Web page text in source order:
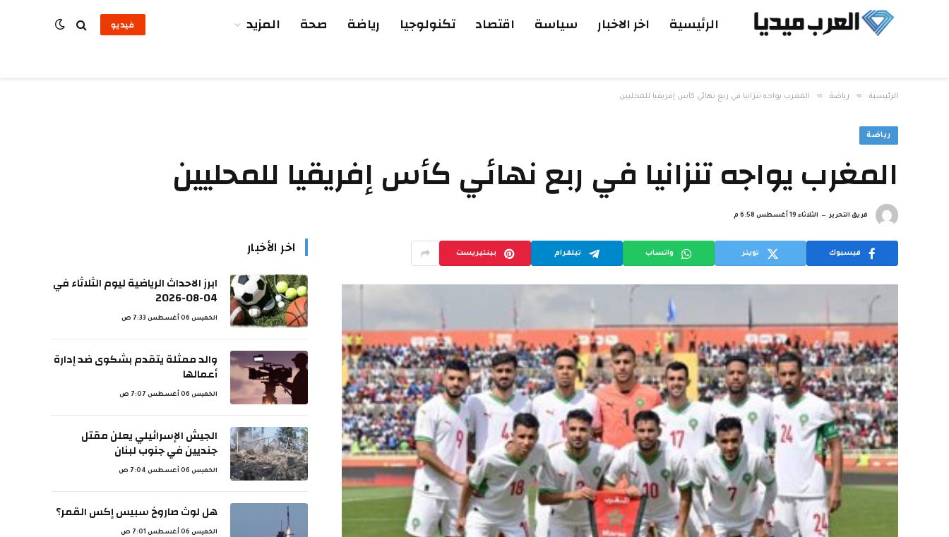
الرئيسية اخر الاخبار سياسة اقتصاد تكنولوجيا رياضة صحة المزيد فيديو
الرئيسية » رياضة » المغرب يواجه تنزانيا في ربع نهائي كأس إفريقيا للمحليين
رياضة
المغرب يواجه تنزانيا في ربع نهائي كأس إفريقيا للمحليين
فريق التحرير الثلاثاء 19 أغسطس 6:58 م
فيسبوك تويتر واتساب تيلقرام بينتيريست اخر الأخبار
ابرز الاحداث الرياضية ليوم الثلاثاء في
04-08-2026
الخميس 06 أغسطس 7:33 ص
والد ممثلة يتقدم بشكوى ضد إدارة
أعمالها
الخميس 06 أغسطس 7:07 ص
الجيش الإسرائيلي يعلن مقتل
جنديين في جنوب لبنان
الخميس 06 أغسطس 7:04 ص
هل لوث صاروخ سبيس إكس القمر؟
الخميس 06 أغسطس 7:01 ص